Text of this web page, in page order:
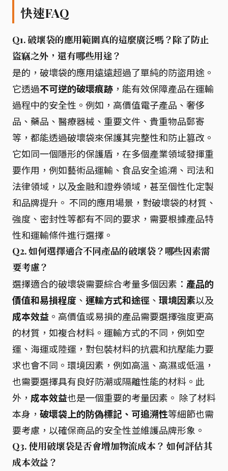
快速FAQ
Q1. 破壞袋的應用範圍真的這麼廣泛嗎？除了防止
盜竊之外，還有哪些用途？
是的，破壞袋的應用遠遠超過了單純的防盜用途。
它透過不可逆的破壞痕跡 ，能有效保障產品在運輸
過程中的安全性。例如，高價值電子產品、奢侈
品、藥品、醫療器械、重要文件、貴重物品郵寄
等，都能透過破壞袋來保護其完整性和防止篡改。
它如同一個隱形的保護盾，在多個產業領域發揮重
要作用，例如藝術品運輸、食品安全追溯、司法和
法律領域，以及金融和證券領域，甚至個性化定製
和品牌提升。 不同的應用場景，對破壞袋的材質、
強度、密封性等都有不同的要求，需要根據產品特
性和運輸條件進行選擇。
Q2. 如何選擇適合不同產品的破壞袋？哪些因素需
要考慮？
選擇適合的破壞袋需要綜合考量多個因素： 產品的
價值和易損程度 、 運輸方式和途徑 、 環境因素以及
成本效益 。高價值或易損的產品需要選擇強度更高
的材質，如複合材料。運輸方式的不同，例如空
運、海運或陸運，對包裝材料的抗震和抗壓能力要
求也會不同。環境因素，例如高溫、高濕或低溫，
也需要選擇具有良好防潮或隔離性能的材料。此
外， 成本效益也是一個重要的考量因素。 除了材料
本身， 破壞袋上的防偽標記、可追溯性等細節也需
要考慮，以確保商品的安全性並維護品牌形象。
Q3. 使用破壞袋是否會增加物流成本？ 如何評估其
成本效益？